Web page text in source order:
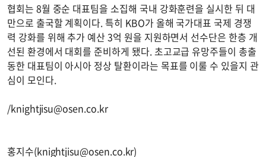
협회는 8월 중순 대표팀을 소집해 국내 강화훈련을 실시한 뒤 대
만으로 출국할 계획이다. 특히 KBO가 올해 국가대표 국제 경쟁
력 강화를 위해 추가 예산 3억 원을 지원하면서 선수단은 한층 개
선된 환경에서 대회를 준비하게 됐다. 초고교급 유망주들이 총출
동한 대표팀이 아시아 정상 탈환이라는 목표를 이룰 수 있을지 관
심이 모인다.
/knightjisu@osen.co.kr
홍지수(knightjisu@osen.co.kr)